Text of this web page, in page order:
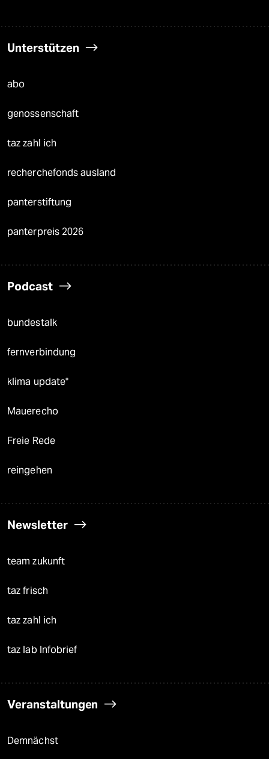
Unterstützen
abo
genossenschaft
taz zahl ich
recherchefonds ausland
panterstiftung
panterpreis 2026
Podcast
bundestalk
fernverbindung
klima update°
Mauerecho
Freie Rede
reingehen
Newsletter
team zukunft
taz frisch
taz zahl ich
taz lab Infobrief
Veranstaltungen
Demnächst